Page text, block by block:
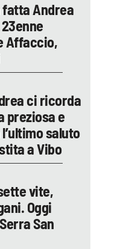
fatta Andrea
Affaccio,
ci ricorda
preziosa e
saluto
a Vibo
vite,
Oggi
San